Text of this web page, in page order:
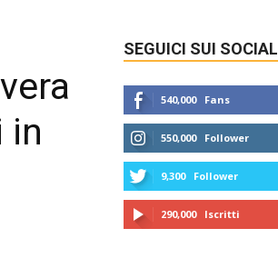
in
SEGUICI SUI SOCIAL
540,000 Fans
550,000 Follower
9,300 Follower
290,000 Iscritti